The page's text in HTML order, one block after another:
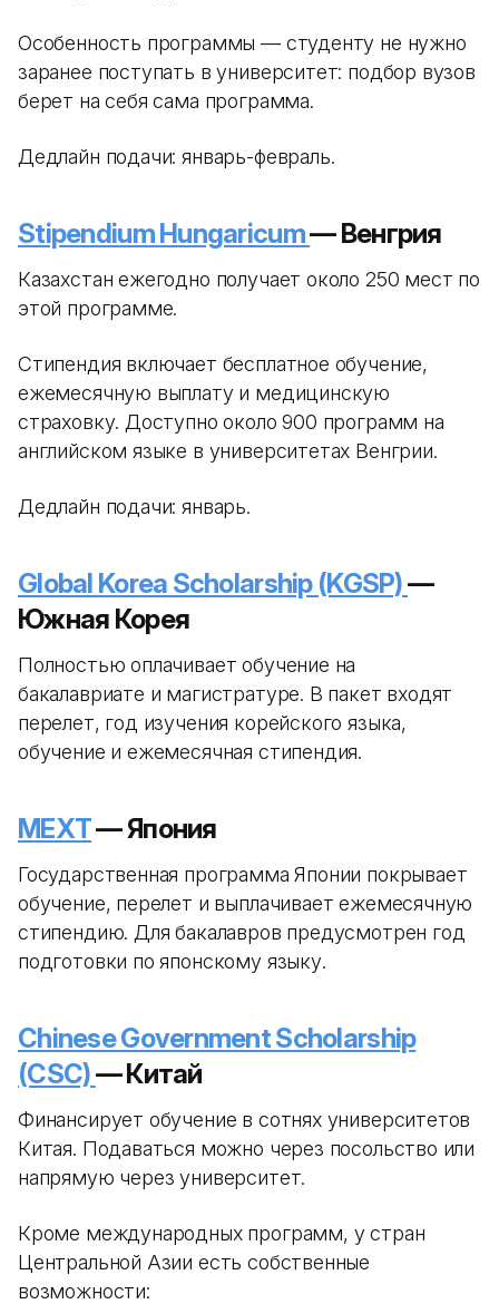
Особенность программы — студенту не нужно
заранее поступать в университет: подбор вузов
берет на себя сама программа.
Дедлайн подачи: январь-февраль.
Stipendium Hungaricum— Венгрия
Казахстан ежегодно получает около 250 мест по
этой программе.
Стипендия включает бесплатное обучение,
ежемесячную выплату и медицинскую
страховку. Доступно около 900 программ на
английском языке в университетах Венгрии.
Дедлайн подачи: январь.
Global Korea Scholarship (KGSP)—
Южная Корея
Полностью оплачивает обучение на
бакалавриате и магистратуре. В пакет входят
перелет, год изучения корейского языка,
обучение и ежемесячная стипендия.
MEXT— Япония
Государственная программа Японии покрывает
обучение, перелет и выплачивает ежемесячную
стипендию. Для бакалавров предусмотрен год
подготовки по японскому языку.
Chinese Government Scholarship
(CSC)— Китай
Финансирует обучение в сотнях университетов
Китая. Подаваться можно через посольство или
напрямую через университет.
Кроме международных программ, у стран
Центральной Азии есть собственные
возможности: